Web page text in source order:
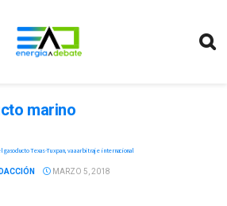
marino
gasoducto Texas-Tuxpan, va a arbitraje internacional
MARZO 5, 2018